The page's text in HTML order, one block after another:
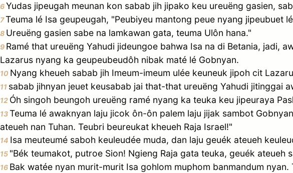
6Yudas jipeugah meunan kon sabab jih jipako keu ureuëng gasien,
7Teuma lé Isa geupeugah, "Peubiyeu mantong peue nyang jipeubuet
8 Ureuëng gasien sabe na lamkawan gata, teuma Ulôn hana."
9 Ramé that ureuëng Yahudi jideungoe bahwa Isa na di Betania, jadi,
Lazarus nyang ka geupeubeudôh nibak maté lé Gobnyan.
10 Nyang kheueh sabab jih Imeum-imeum ulée keuneuk jipoh cit
11 sabab jihnyan jeuet keusabab jai that-that ureuëng Yahudi jitinggai
12 Óh singoh beungoh ureuëng ramé nyang ka teuka keu jipeuraya
13Teuma lé awaknyan laju jicok ôn-ôn palem laju jijak sambot
ateueh nan Tuhan. Teubri beureukat kheueh Raja Israel!"
14 Isa meuteumé saboh keuleudée muda, dan laju geuék ateueh
15 "Bék teumakot, putroe Sion! Ngieng Raja gata teuka, geuék ateueh
16 Bak watée nyan murit-murit Isa gohlom muphom banmandum